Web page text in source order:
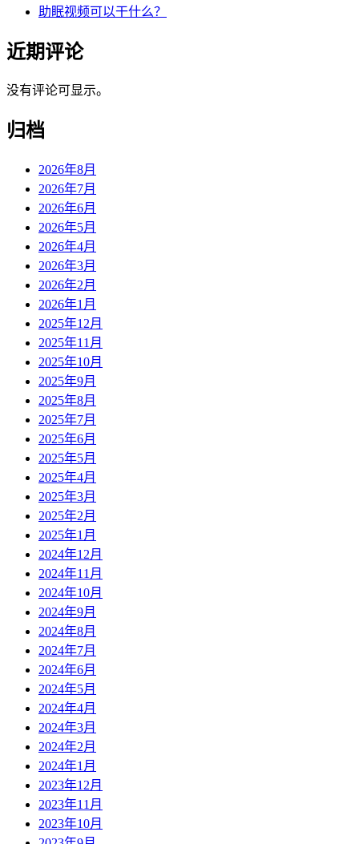
助眠视频可以干什么？
近期评论
没有评论可显示。
归档
2026年8月
2026年7月
2026年6月
2026年5月
2026年4月
2026年3月
2026年2月
2026年1月
2025年12月
2025年11月
2025年10月
2025年9月
2025年8月
2025年7月
2025年6月
2025年5月
2025年4月
2025年3月
2025年2月
2025年1月
2024年12月
2024年11月
2024年10月
2024年9月
2024年8月
2024年7月
2024年6月
2024年5月
2024年4月
2024年3月
2024年2月
2024年1月
2023年12月
2023年11月
2023年10月